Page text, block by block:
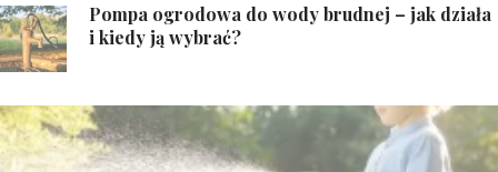
Pompa ogrodowa do wody brudnej – jak działa
i kiedy ją wybrać?